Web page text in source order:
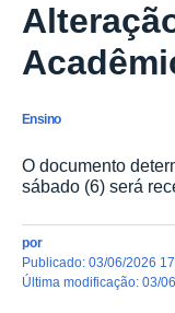
Ensino
O documento
sábado (6) será
por
publicado: 03/06/2026
última modificação: 03/